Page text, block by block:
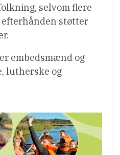
selvom flere
efterhånden støtter
embedsmænd og
lutherske og